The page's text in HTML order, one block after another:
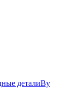
деталиBy